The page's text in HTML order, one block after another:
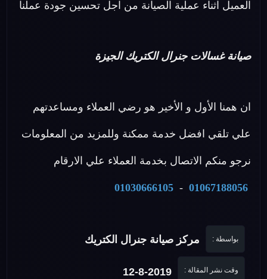
العميل اثناء عملية الصيانة من اجل تحسين جودة عملنا
صيانة غسالات جنرال الكتريك الجيزة
ان همنا الأول و الأخير هو رضي العملاء ومساعدتهم
علي تلقي افضل خدمة ممكنة وللمزيد من المعلومات
نرجو منكم الاتصال بخدمة العملاء علي الارقام
01067188056
-
01030666105
بواسطة : مركز صيانة جنرال الكتريك
وقت نشر المقالة : 12-8-2019